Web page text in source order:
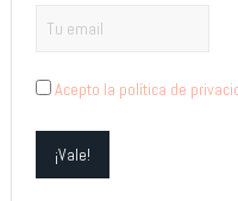
Acepto la política de